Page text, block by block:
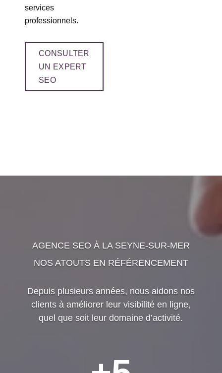
services
professionnels.
CONSULTER
UN EXPERT
SEO
AGENCE SEO À LA SEYNE-SUR-MER
NOS ATOUTS EN RÉFÉRENCEMENT
Depuis plusieurs années, nous aidons nos
clients à améliorer leur visibilité en ligne,
quel que soit leur domaine d’activité.